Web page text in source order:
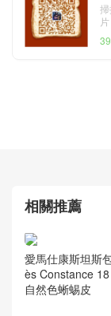
赫耳墨斯 康斯坦
Hermes